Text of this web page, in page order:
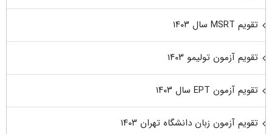
تقویم MSRT سال ۱۴۰۳
تقویم آزمون تولیمو ۱۴۰۳
تقویم آزمون EPT سال ۱۴۰۳
تقویم آزمون زبان دانشگاه تهران ۱۴۰۳